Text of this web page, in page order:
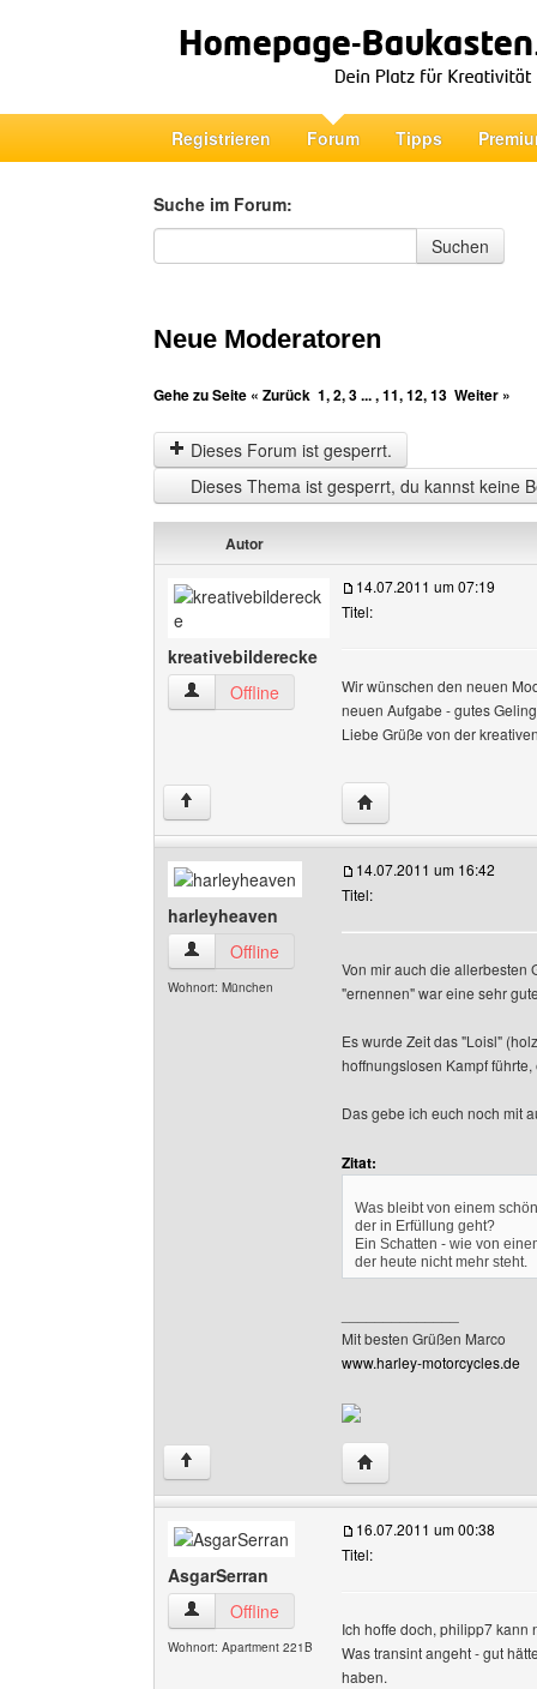
Registrieren Forum Tipps
Suche im Forum:
Suche im Forum
Suchen
Neue Moderatoren
Gehe zu Seite « Zurück 1,2,3... ,11,12,13 Weiter »
Dieses Forum ist gesperrt.
Dieses Thema ist gesperrt, du kannst keine
Autor
kreativebilderecke
kreativebilderecke Benutzer-Profile anzeigen
Offline
14.07.2011 um 07:19
Titel:
Wir wünschen den neuen
neuen Aufgabe - gutes
Liebe Grüße von der
↑ Website dieses
harleyheaven
harleyheaven Benutzer-Profile anzeigen
Offline
Wohnort: München
14.07.2011 um 16:42
Titel:
Von mir auch die allerbesten
"ernennen" war eine sehr
Es wurde Zeit das "Loisl"
hoffnungslosen Kampf
Das gebe ich euch noch mit
Zitat:
Was bleibt von einem
der in Erfüllung geht?
Ein Schatten - wie von
der heute nicht mehr steht.
Mit besten Grüßen Marco
www.harley-motorcycles.de
↑ Website dieses
AsgarSerran
AsgarSerran Benutzer-Profile anzeigen
Offline
Wohnort: Apartment 221B
16.07.2011 um 00:38
Titel:
Ich hoffe doch, philipp7 kann
Was transint angeht - gut
haben.